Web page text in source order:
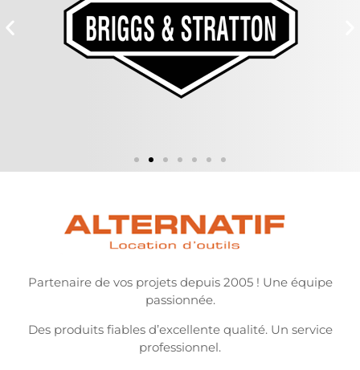
Partenaire de vos projets depuis 2005 ! Une équipe
passionnée.
Des produits fiables d’excellente qualité. Un service
professionnel.